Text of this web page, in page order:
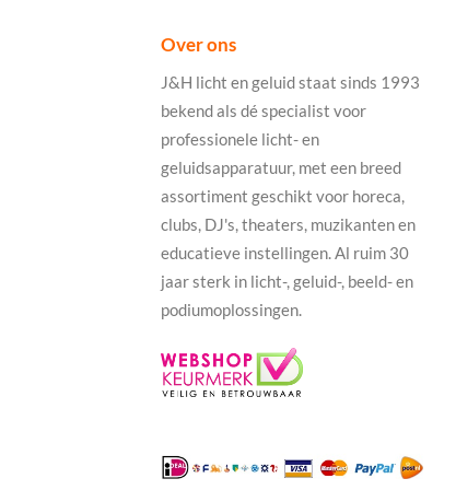
Over ons
J&H licht en geluid staat sinds 1993
bekend als dé specialist voor
professionele licht- en
geluidsapparatuur, met een breed
assortiment geschikt voor horeca,
clubs, DJ's, theaters, muzikanten en
educatieve instellingen. Al ruim 30
jaar sterk in licht-, geluid-, beeld- en
podiumoplossingen.